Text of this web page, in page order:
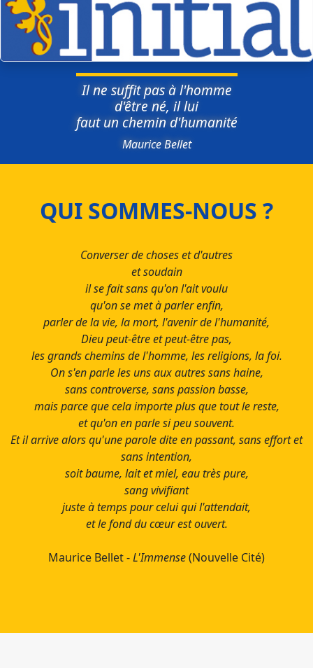
Il ne suffit pas à l'homme
d'être né, il lui
faut un chemin d'humanité
Maurice Bellet
QUI SOMMES-NOUS ?
Converser de choses et d'autres
et soudain
il se fait sans qu'on l'ait voulu
qu'on se met à parler enfin,
parler de la vie, la mort, l'avenir de l'humanité,
Dieu peut-être et peut-être pas,
les grands chemins de l'homme, les religions, la foi.
On s'en parle les uns aux autres sans haine,
sans controverse, sans passion basse,
mais parce que cela importe plus que tout le reste,
et qu'on en parle si peu souvent.
Et il arrive alors qu'une parole dite en passant, sans effort et
sans intention,
soit baume, lait et miel, eau très pure,
sang vivifiant
juste à temps pour celui qui l'attendait,
et le fond du cœur est ouvert.
Maurice Bellet -L'Immense(Nouvelle Cité)